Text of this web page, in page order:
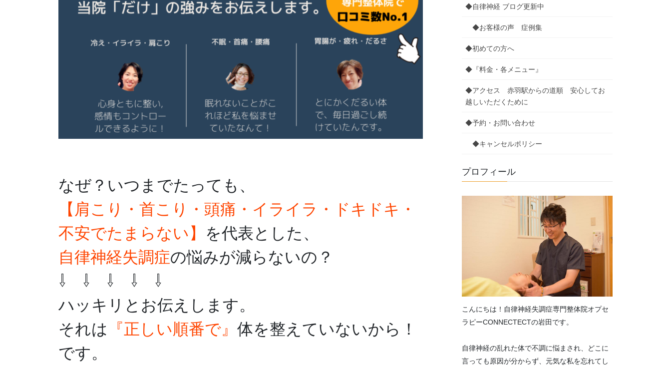
なぜ？いつまでたっても、
【肩こり・首こり・頭痛・イライラ・ドキドキ・
不安でたまらない】 を代表とした、
自律神経失調症の悩みが減らないの？
⇩ ⇩ ⇩ ⇩ ⇩
ハッキリとお伝えします。
それは
『正しい順番で』 体を整えていないから！
です。
◆自律神経 ブログ更新中
◆お客様の声 症例集
◆初めての方へ
◆『料金・各メニュー』
◆アクセス 赤羽駅からの道順 安心してお
越しいただくために
◆予約・お問い合わせ
◆キャンセルポリシー
プロフィール
こんにちは！自律神経失調症専門整体院オプセ
ラピーCONNECTECTの岩田です。
自律神経の乱れた体で不調に悩まされ、どこに
言っても原因が分からず、元気な私を忘れてし